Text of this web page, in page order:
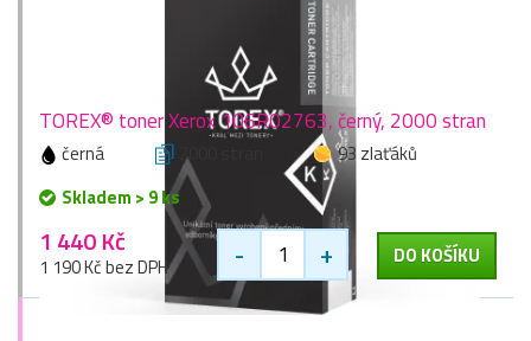
TOREX® toner Xerox 106R02763, černý, 2000 stran
černá 2000 stran
93 zlaťáků
Skladem > 9 ks
1 440 Kč
1 190 Kč bez DPH - + DO KOŠÍKU